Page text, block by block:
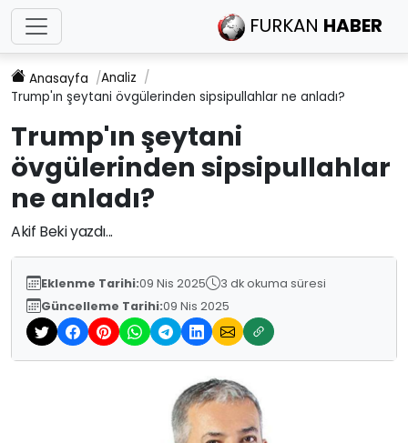
FURKAN HABER
Anasayfa
Analiz
Trump'ın şeytani övgülerinden sipsipullahlar ne anladı?
Trump'ın şeytani
övgülerinden sipsipullahlar
ne anladı?
Akif Beki yazdı...
Eklenme Tarihi:09 Nis 2025
3 dk okuma süresi
Güncelleme Tarihi:09 Nis 2025